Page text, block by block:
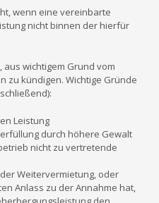
wenn eine vereinbarte
nicht binnen der hierfür
wichtigem Grund vom
zu kündigen. Wichtige Gründe
Leistung
durch höhere Gewalt
nicht zu vertretende
Weitervermietung, oder
Anlass zu der Annahme hat,